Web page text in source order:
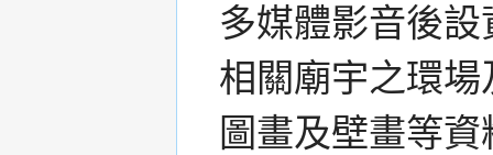
多媒體影音後
相關廟宇之環
圖畫及壁畫等